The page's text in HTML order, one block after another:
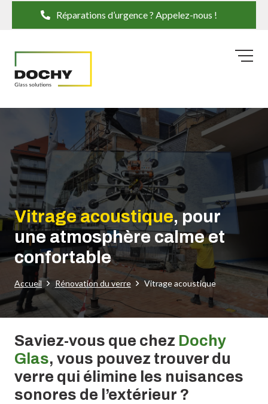
Réparations d’urgence ? Appelez-nous !
Vitrage acoustique, pour
une atmosphère calme et
confortable
Accueil Rénovation du verre Vitrage acoustique
Saviez-vous que chez Dochy
Glas, vous pouvez trouver du
verre qui élimine les nuisances
sonores de l’extérieur ?